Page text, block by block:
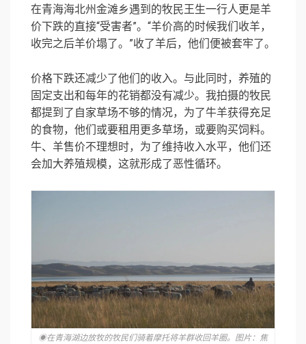
在青海海北州金滩乡遇到的牧民王生一行人更是羊
价下跌的直接“受害者”。“羊价高的时候我们收羊，
收完之后羊价塌了。”收了羊后，他们便被套牢了。
价格下跌还减少了他们的收入。与此同时，养殖的
固定支出和每年的花销都没有减少。我拍摄的牧民
都提到了自家草场不够的情况，为了牛羊获得充足
的食物，他们或要租用更多草场，或要购买饲料。
牛、羊售价不理想时，为了维持收入水平，他们还
会加大养殖规模，这就形成了恶性循环。
◉在青海湖边放牧的牧民们骑着摩托将羊群收回羊圈。图片：焦